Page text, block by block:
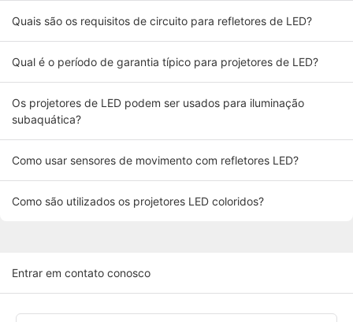
Quais são os requisitos de circuito para refletores de LED?
Qual é o período de garantia típico para projetores de LED?
Os projetores de LED podem ser usados ​​para iluminação
subaquática?
Como usar sensores de movimento com refletores LED?
Como são utilizados os projetores LED coloridos?
Entrar em contato conosco